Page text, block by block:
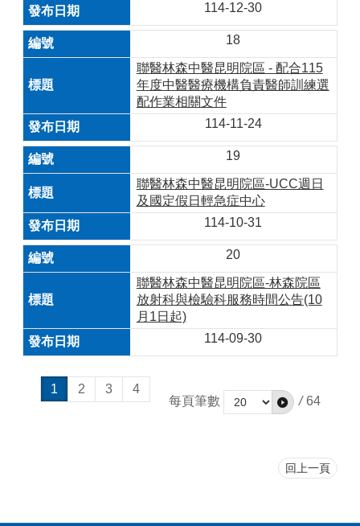
114-12-30
18
聯醫林森中醫昆明院區 - 配合115
年度中醫醫療機構負責醫師訓練選
配作業相關文件
114-11-24
19
聯醫林森中醫昆明院區-UCC週日
及國定假日輕急症中心
114-10-31
20
聯醫林森中醫昆明院區-林森院區
放射科與檢驗科服務時間公告(10
月1日起)
114-09-30
1 2 3
4
每頁筆數
/ 64
回上一頁